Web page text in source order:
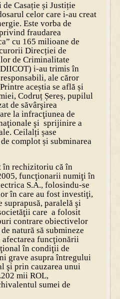
Casație și Justiție
celor care i-au creat
Este vorba de
fraudarea
cu 165 milioane de
Direcției de
de Criminalitate
i-au trimis în
ale căror
aceștia se află și
Codruț Șereș, pupilul
de săvârşirea
la infracţiunea de
şi sprijinire a
Ceilalți șase
complot și subminarea
în rechizitoriu că în
funcţionarii numiţi în
S.A., folosindu-se
în care au fost investiţi,
suprapusă, paralelă şi
care a folosit
contrare obiectivelor
natură să submineze
afectarea funcţionării
în condiţii de
grave asupra întregului
şi prin cauzarea unui
mii ROL,
sumei de